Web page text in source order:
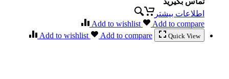
اطلاعات بیشتر
Add to wishlist
Add to compare
Quick View
Add to wishlist Add to compare